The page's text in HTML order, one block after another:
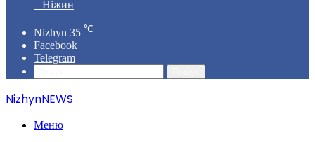
– Ніжин
Nizhyn 35 ℃
Facebook
Telegram
NizhynNEWS
Меню